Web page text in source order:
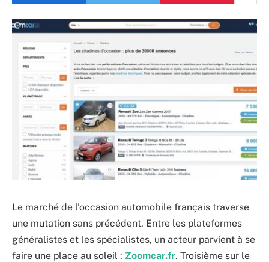
Le marché de l’occasion automobile français traverse
une mutation sans précédent. Entre les plateformes
généralistes et les spécialistes, un acteur parvient à se
faire une place au soleil : Zoomcar.fr. Troisième sur le